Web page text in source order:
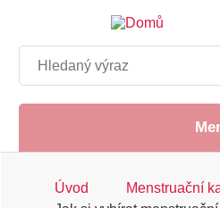
obsahu
Hledat
Drobečková
Úvod
Menstruační